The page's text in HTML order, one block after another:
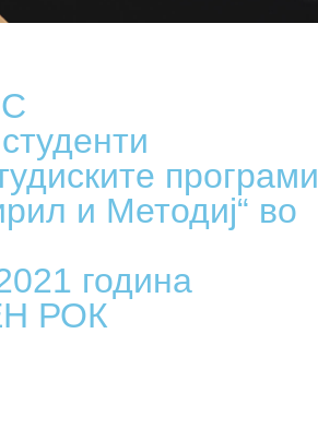
програми
и Методиј“ во
година
РОК